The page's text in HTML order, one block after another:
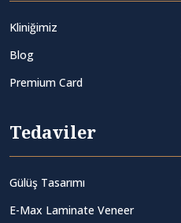
Kliniğimiz
Blog
Premium Card
Tedaviler
Gülüş Tasarımı
E-Max Laminate Veneer